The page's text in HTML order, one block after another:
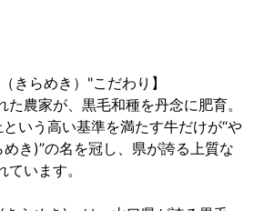
きらめき）"こだわり】
た農家が、黒毛和種を丹念に肥育。
いう高い基準を満たす牛だけが“や
き)”の名を冠し、県が誇る上質な
います。